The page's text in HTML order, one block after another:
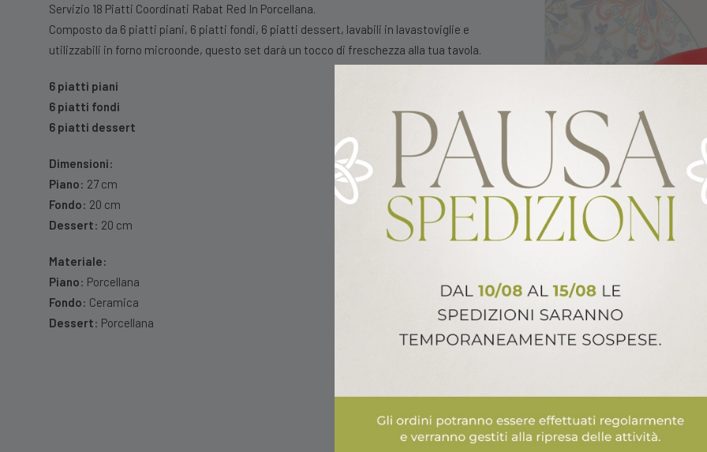
Servizio 18 Piatti Coordinati Rabat Red In Porcellana.
Composto da 6 piatti piani, 6 piatti fondi, 6 piatti dessert, lavabili in lavastoviglie e
utilizzabili in forno microonde, questo set darà un tocco di freschezza alla tua tavola.
6 piatti piani
6 piatti fondi
6 piatti dessert
Dimensioni:
Piano: 27 cm
Fondo: 20 cm
Dessert: 20 cm
Materiale:
Piano: Porcellana
Fondo: Ceramica
Dessert: Porcellana
ALTRI PRODOTTI ARCA ITALY